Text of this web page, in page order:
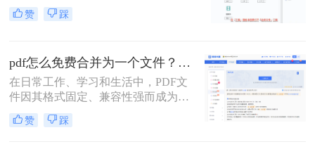
事电脑办公软件测评多年的博主，小
编经常收到读者关于PDF合并的求
方法，帮你解决操作繁琐、安全隐忧
等核心困扰。那么多个pdf怎么合并成
一个pdf呢？本文基于真实测试和数
用技能。
赞 踩
pdf怎么免费合并为一个文件？五种免费合并方法详解！
在日常工作、学习和生活中，PDF文
件因其格式固定、兼容性强而成为文
档交换的主流格式。然而，我们经常
遇到需要将多个PDF文件合并为一个
赞 踩